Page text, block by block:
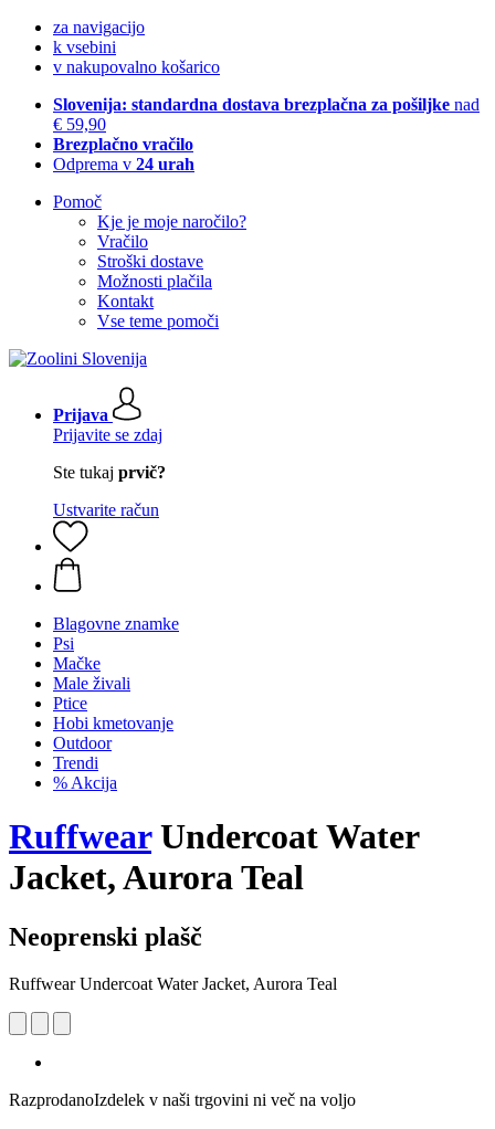
za navigacijo
k vsebini
v nakupovalno košarico
Slovenija: standardna dostava brezplačna za pošiljke nad
€ 59,90
Brezplačno vračilo
Odprema v 24 urah
Pomoč
Kje je moje naročilo?
Vračilo
Stroški dostave
Možnosti plačila
Kontakt
Vse teme pomoči
Prijava
Prijavite se zdaj
Ste tukaj prvič?
Ustvarite račun
Blagovne znamke
Psi
Mačke
Male živali
Ptice
Hobi kmetovanje
Outdoor
Trendi
% Akcija
RuffwearUndercoat Water
Jacket, Aurora Teal
Neoprenski plašč
Ruffwear Undercoat Water Jacket, Aurora Teal
RazprodanoIzdelek v naši trgovini ni več na voljo